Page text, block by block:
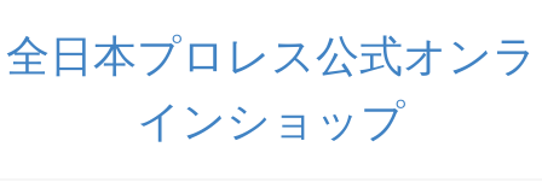
全日本プロレス公式オンラ
インショップ